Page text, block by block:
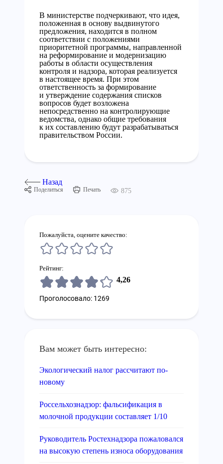
В министерстве подчеркивают, что идея,
положенная в основу выдвинутого
предложения, находится в полном
соответствии с положениями
приоритетной программы, направленной
на реформирование и модернизацию
работы в области осуществления
контроля и надзора, которая реализуется
в настоящее время. При этом
ответственность за формирование
и утверждение содержания списков
вопросов будет возложена
непосредственно на контролирующие
ведомства, однако общие требования
к их составлению будут разрабатываться
правительством России.
Назад
Поделиться Печать 875
Пожалуйста, оцените качество:
Рейтинг:
4,26
Проголосовало: 1269
Вам может быть интересно:
Экологический налог рассчитают по-
новому
Россельхознадзор: фальсификация в
молочной продукции составляет 1/10
Руководитель Ростехнадзора пожаловался
на высокую степень износа оборудования